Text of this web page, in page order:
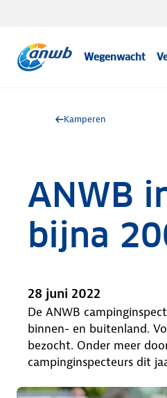
Wegenwacht
Kamperen
ANWB
bijna
28 juni 2022
De ANWB
binnen- en buitenland.
bezocht. Onder meer
campinginspecteurs dit